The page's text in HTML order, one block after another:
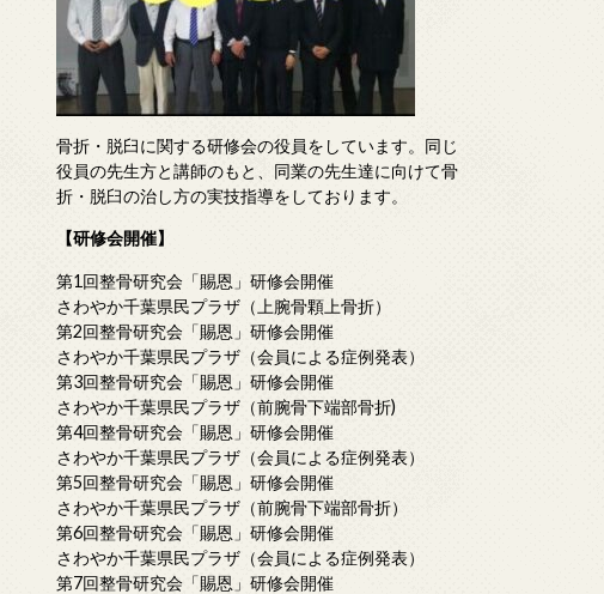
骨折・脱臼に関する研修会の役員をしています。同じ
役員の先生方と講師のもと、同業の先生達に向けて骨
折・脱臼の治し方の実技指導をしております。
【研修会開催】
第1回整骨研究会「賜恩」研修会開催
さわやか千葉県民プラザ（上腕骨顆上骨折）
第2回整骨研究会「賜恩」研修会開催
さわやか千葉県民プラザ（会員による症例発表）
第3回整骨研究会「賜恩」研修会開催
さわやか千葉県民プラザ（前腕骨下端部骨折)
第4回整骨研究会「賜恩」研修会開催
さわやか千葉県民プラザ（会員による症例発表）
第5回整骨研究会「賜恩」研修会開催
さわやか千葉県民プラザ（前腕骨下端部骨折）
第6回整骨研究会「賜恩」研修会開催
さわやか千葉県民プラザ（会員による症例発表）
第7回整骨研究会「賜恩」研修会開催